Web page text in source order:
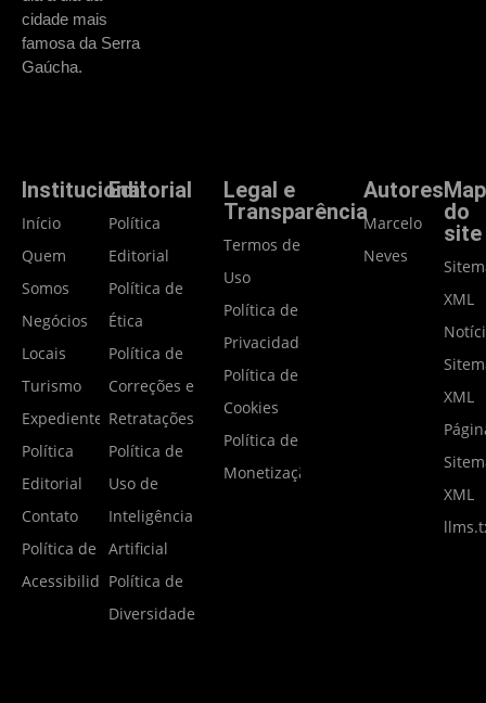
cidade mais
famosa da Serra
Gaúcha.
Institucional
Início
Quem
Somos
Negócios
Locais
Turismo
Expediente
Política
Editorial
Contato
Política de
Acessibilidade
Editorial
Política
Editorial
Política de
Ética
Política de
Correções e
Retratações
Política de
Uso de
Inteligência
Artificial
Política de
Diversidade
Legal e
Transparência
Termos de
Uso
Política de
Privacidade
Política de
Cookies
Política de
Monetização
Autores
Marcelo
Neves
do
site
XML
XML
XML